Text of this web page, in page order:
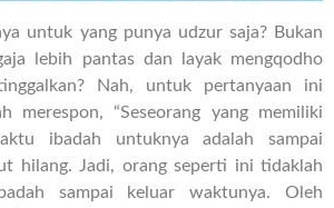
untuk yang punya udzur saja? Bukan
lebih pantas dan layak mengqodho
Nah, untuk pertanyaan ini
merespon, “Seseorang yang memiliki
ibadah untuknya adalah sampai
hilang. Jadi, orang seperti ini tidaklah
sampai keluar waktunya. Oleh